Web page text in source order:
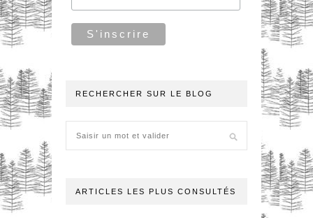
RECHERCHER SUR LE BLOG
ARTICLES LES PLUS CONSULTÉS